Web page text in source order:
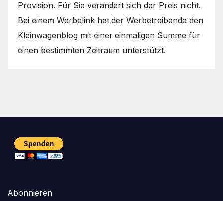
Provision. Für Sie verändert sich der Preis nicht.
Bei einem Werbelink hat der Werbetreibende den
Kleinwagenblog mit einer einmaligen Summe für
einen bestimmten Zeitraum unterstützt.
Abonnieren